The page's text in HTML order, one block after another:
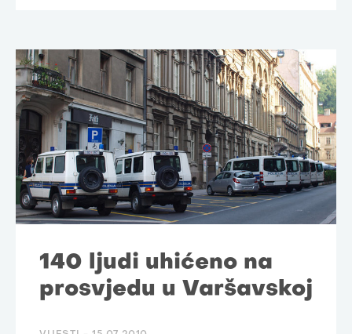
140 ljudi uhićeno na
prosvjedu u Varšavskoj